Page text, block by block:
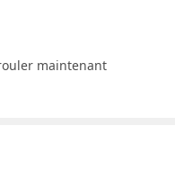
maintenant